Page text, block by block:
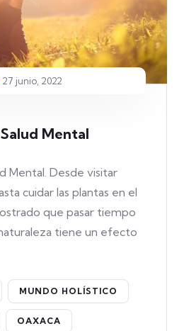
27 junio, 2022
Mental
Mental. Desde visitar
cuidar las plantas en el
que pasar tiempo
tiene un efecto
MUNDO HOLÍSTICO
OAXACA